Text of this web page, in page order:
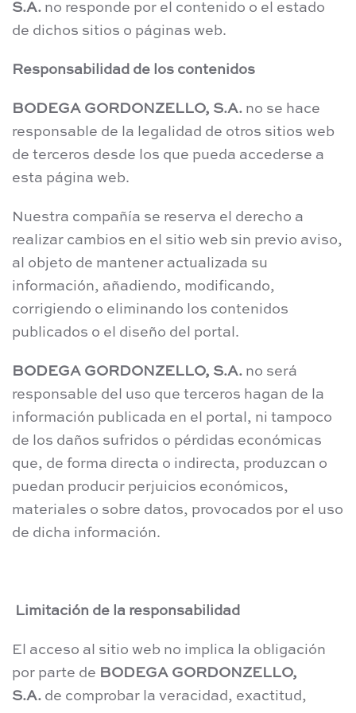
S.A. no responde por el contenido o el estado
de dichos sitios o páginas web.
Responsabilidad de los contenidos
BODEGA GORDONZELLO, S.A. no se hace
responsable de la legalidad de otros sitios web
de terceros desde los que pueda accederse a
esta página web.
Nuestra compañía se reserva el derecho a
realizar cambios en el sitio web sin previo aviso,
al objeto de mantener actualizada su
información, añadiendo, modificando,
corrigiendo o eliminando los contenidos
publicados o el diseño del portal.
BODEGA GORDONZELLO, S.A. no será
responsable del uso que terceros hagan de la
información publicada en el portal, ni tampoco
de los daños sufridos o pérdidas económicas
que, de forma directa o indirecta, produzcan o
puedan producir perjuicios económicos,
materiales o sobre datos, provocados por el uso
de dicha información.
Limitación de la responsabilidad
El acceso al sitio web no implica la obligación
por parte de BODEGA GORDONZELLO,
S.A. de comprobar la veracidad, exactitud,